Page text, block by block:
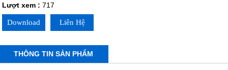
Lượt xem : 717
Download Liên Hệ
THÔNG TIN SẢN PHẨM